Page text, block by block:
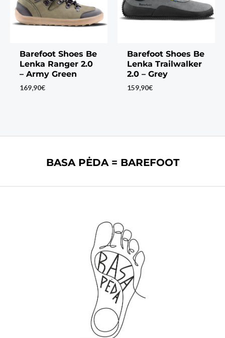
Barefoot Shoes Be
Lenka Ranger 2.0
– Army Green
169,90€
Barefoot Shoes Be
Lenka Trailwalker
2.0 – Grey
159,90€
BASA PĖDA = BAREFOOT